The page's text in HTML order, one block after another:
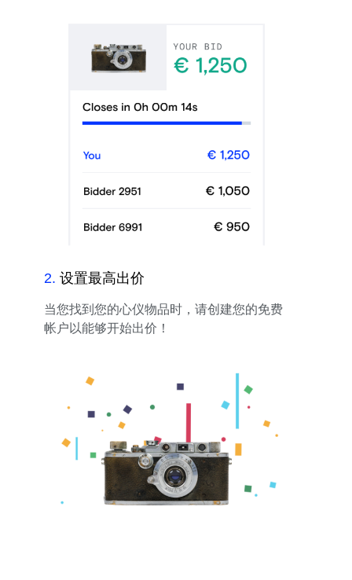
2. 设置最高出价
当您找到您的心仪物品时，请创建您的免费
帐户以能够开始出价！